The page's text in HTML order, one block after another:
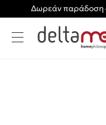
Δωρεάν παράδοση